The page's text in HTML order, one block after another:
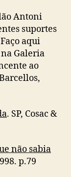
Antoni
suportes
aqui
Galeria
ao
. SP, Cosac &
não sabia
p.79